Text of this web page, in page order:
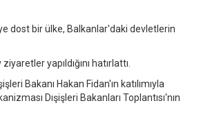
dost bir ülke, Balkanlar'daki devletlerin
yapıldığını hatırlattı.
Bakanı Hakan Fidan'ın katılımıyla
Dışişleri Bakanları Toplantısı'nın